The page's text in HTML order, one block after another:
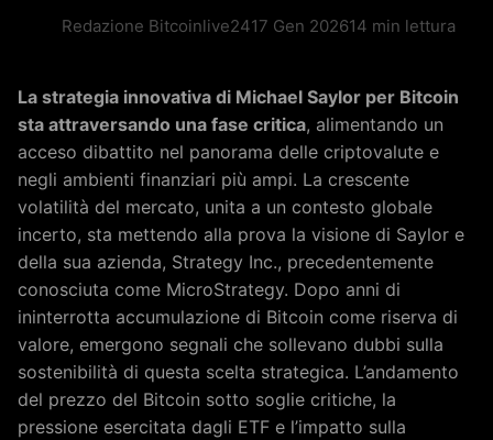
Redazione Bitcoinlive2417 Gen 202614 min lettura
La strategia innovativa di Michael Saylor per Bitcoin
sta attraversando una fase critica, alimentando un
acceso dibattito nel panorama delle criptovalute e
negli ambienti finanziari più ampi. La crescente
volatilità del mercato, unita a un contesto globale
incerto, sta mettendo alla prova la visione di Saylor e
della sua azienda, Strategy Inc., precedentemente
conosciuta come MicroStrategy. Dopo anni di
ininterrotta accumulazione di Bitcoin come riserva di
valore, emergono segnali che sollevano dubbi sulla
sostenibilità di questa scelta strategica. L’andamento
del prezzo del Bitcoin sotto soglie critiche, la
pressione esercitata dagli ETF e l’impatto sulla